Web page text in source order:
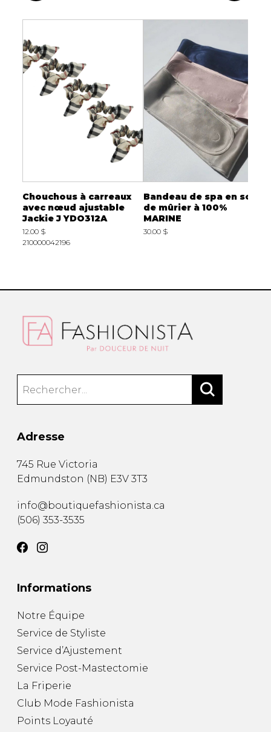
Chouchous à carreaux
avec nœud ajustable
Jackie J YDO312A
12.00 $
210000042196
Bandeau de spa en soie
de mûrier à 100%
MARINE
30.00 $
Adresse
745 Rue Victoria
Edmundston (NB) E3V 3T3
info@boutiquefashionista.ca
(506) 353-3535
Informations
Notre Équipe
Service de Styliste
Service d’Ajustement
Service Post-Mastectomie
La Friperie
Club Mode Fashionista
Points Loyauté